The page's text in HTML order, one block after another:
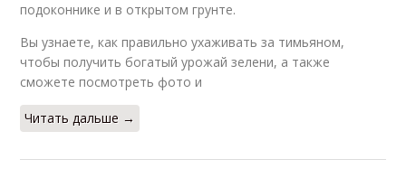
подоконнике и в открытом грунте.
Вы узнаете, как правильно ухаживать за тимьяном,
чтобы получить богатый урожай зелени, а также
сможете посмотреть фото и
Читать дальше →